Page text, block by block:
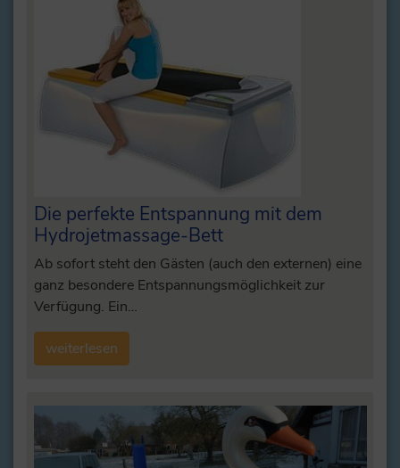
Die perfekte Entspannung mit dem
Hydrojetmassage-Bett
Ab sofort steht den Gästen (auch den externen) eine
ganz besondere Entspannungsmöglichkeit zur
Verfügung. Ein…
weiterlesen